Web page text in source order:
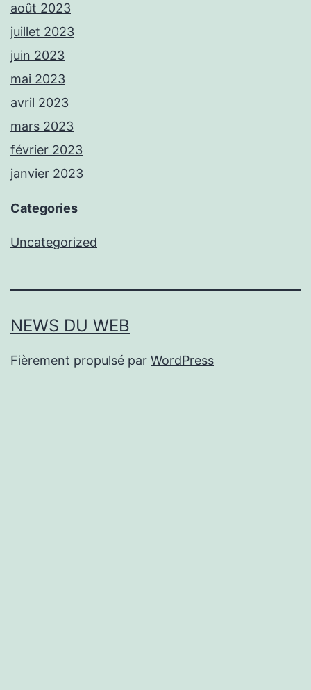
août 2023
juillet 2023
juin 2023
mai 2023
avril 2023
mars 2023
février 2023
janvier 2023
Categories
Uncategorized
NEWS DU WEB
Fièrement propulsé par WordPress